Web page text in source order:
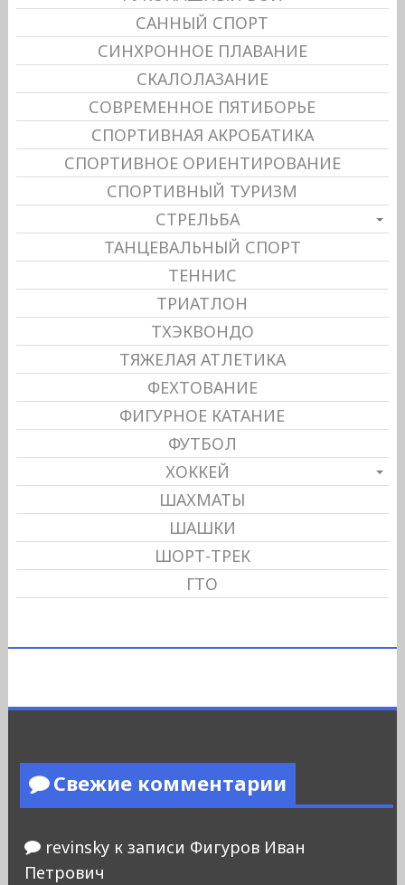
САННЫЙ СПОРТ
СИНХРОННОЕ ПЛАВАНИЕ
СКАЛОЛАЗАНИЕ
СОВРЕМЕННОЕ ПЯТИБОРЬЕ
СПОРТИВНАЯ АКРОБАТИКА
СПОРТИВНОЕ ОРИЕНТИРОВАНИЕ
СПОРТИВНЫЙ ТУРИЗМ
СТРЕЛЬБА
ТАНЦЕВАЛЬНЫЙ СПОРТ
ТЕННИС
ТРИАТЛОН
ТХЭКВОНДО
ТЯЖЕЛАЯ АТЛЕТИКА
ФЕХТОВАНИЕ
ФИГУРНОЕ КАТАНИЕ
ФУТБОЛ
ХОККЕЙ
ШАХМАТЫ
ШАШКИ
ШОРТ-ТРЕК
ГТО
Свежие комментарии
revinskyк записи Фигуров Иван
Петрович